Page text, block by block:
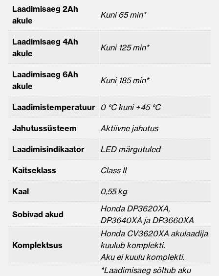
Laadimisaeg 2Ah
akule
Kuni 65 min*
Laadimisaeg 4Ah
akule
Kuni 125 min*
Laadimisaeg 6Ah
akule
Kuni 185 min*
Laadimistemperatuur 0 °C kuni +45 °C
Jahutussüsteem Aktiivne jahutus
Laadimisindikaator LED märgutuled
Kaitseklass Class II
Kaal 0,55 kg
Sobivad akud
Honda DP3620XA,
DP3640XA ja DP3660XA
Komplektsus
Honda CV3620XA akulaadija
kuulub komplekti.
Aku ei kuulu komplekti.
*Laadimisaeg sõltub aku